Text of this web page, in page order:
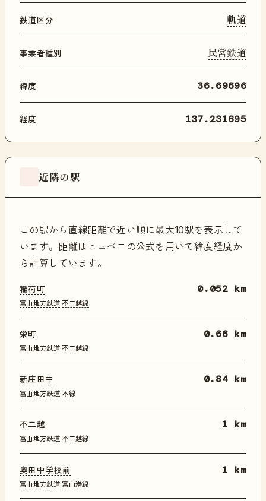
鉄道区分 軌道
事業者種別 民営鉄道
緯度 36.69696
経度 137.231695
近隣の駅
この駅から直線距離で近い順に最大10駅を表示して
います。距離はヒュベニの公式を用いて緯度経度か
ら計算しています。
稲荷町
富山地方鉄道 不二越線
0.052 km
栄町
富山地方鉄道 不二越線
0.66 km
新庄田中
富山地方鉄道 本線
0.84 km
不二越
富山地方鉄道 不二越線
1 km
奥田中学校前
富山地方鉄道 富山港線
1 km